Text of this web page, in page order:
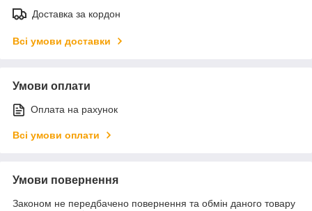
Доставка за кордон
Всі умови доставки
Умови оплати
Оплата на рахунок
Всі умови оплати
Умови повернення
Законом не передбачено повернення та обмін даного товару